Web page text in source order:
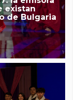
existan
de Bulgaria